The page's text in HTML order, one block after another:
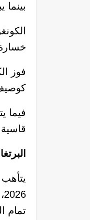
قاسية على يد
تمام